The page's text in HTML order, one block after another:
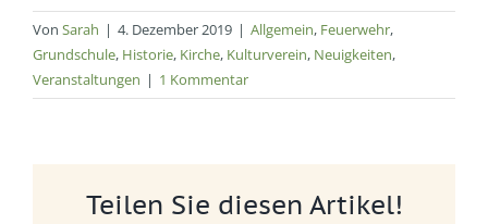
Von Sarah | 4. Dezember 2019 | Allgemein, Feuerwehr,
Grundschule, Historie, Kirche, Kulturverein, Neuigkeiten,
Veranstaltungen | 1 Kommentar
Teilen Sie diesen Artikel!